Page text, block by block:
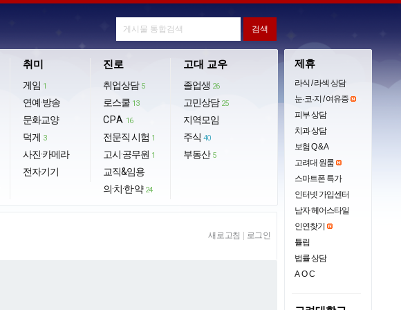
취미
게임 1
연예·방송
문화교양
덕게 3
사진·카메라
전자기기
진로
취업상담 5
로스쿨 13
CPA 16
전문직 시험 1
고시·공무원 1
교직&임용
의·치·한·약 24
고대 교우
졸업생 26
고민상담 25
지역모임
주식 40
부동산 5
새로고침 로그인
제휴
라식 / 라섹 상담
눈·코·지 / 여유증
피부 상담
치과 상담
보험 Q & A
고려대 원룸
스마트폰 특가
인터넷 가입센터
남자 헤어스타일
인연찾기
튤립
법률 상담
AOC